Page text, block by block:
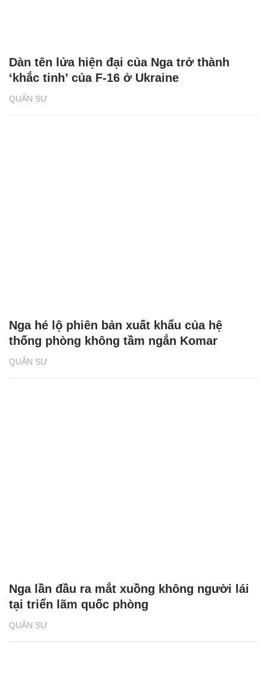
QUÂN SỰ
Dàn tên lửa hiện đại của Nga trở thành
‘khắc tinh’ của F-16 ở Ukraine
QUÂN SỰ
Nga hé lộ phiên bản xuất khẩu của hệ
thống phòng không tầm ngắn Komar
QUÂN SỰ
Nga lần đầu ra mắt xuồng không người lái
tại triển lãm quốc phòng